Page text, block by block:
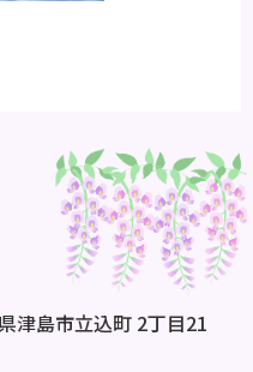
津島市立込町 2丁目21